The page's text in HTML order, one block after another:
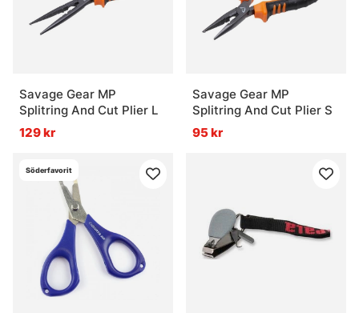
Savage Gear MP
Splitring And Cut Plier L
129 kr
Savage Gear MP
Splitring And Cut Plier S
95 kr
Söderfavorit